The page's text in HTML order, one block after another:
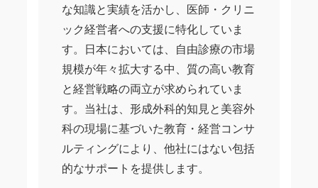
な知識と実績を活かし、医師・クリニ
ック経営者への支援に特化していま
す。日本においては、自由診療の市場
規模が年々拡大する中、質の高い教育
と経営戦略の両立が求められていま
す。当社は、形成外科的知見と美容外
科の現場に基づいた教育・経営コンサ
ルティングにより、他社にはない包括
的なサポートを提供します。